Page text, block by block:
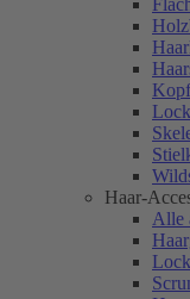
Haar-
Alle